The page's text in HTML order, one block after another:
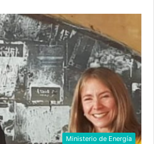
Ministerio de Energía